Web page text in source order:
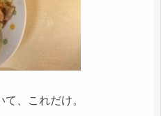
、これだけ。